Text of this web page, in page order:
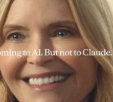
PUNTI VENDITA
CSR
STRATEGIE